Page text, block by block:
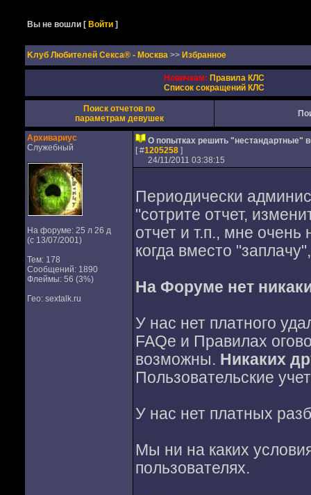
Вы не вошли [Войти ]
Kлуб Любителей Секса® - Москва >> Избранное
Новичкам: Правила КЛС
Список сокращений КЛС
Поиск отчетов по
параметрам девушек
Архивариус
Служебный
На форуме: 25 л 26 д
(с 13/07/2001)
Тем: 178
Сообщений: 1890
Флеймы: 56 (3%)
Гео: sextalk.ru
О попытках решить "нестандартные"
[ #1205258]
24/11/2011 03:38:15
Периодически
"сотрите отчет,
отчет и т.п., мне очень
когда вместо
На Форуме нет
У нас нет платного
FAQе и Правилах
возможны. Никаких
Пользовательские
У нас нет платных
Мы ни на каких
пользователях.